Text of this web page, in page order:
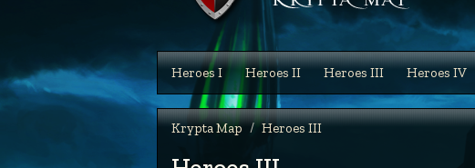
Heroes I Heroes II Heroes III Heroes IV
Krypta Map Heroes III